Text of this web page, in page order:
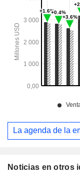
Noticias en otros
La agenda de la